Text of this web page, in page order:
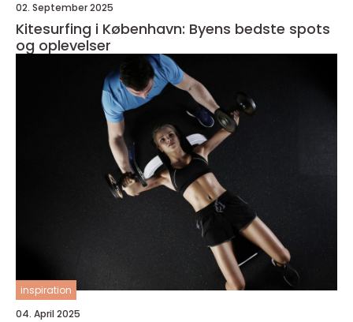
02. September 2025
Kitesurfing i København: Byens bedste spots
og oplevelser
inspiration
04. April 2025